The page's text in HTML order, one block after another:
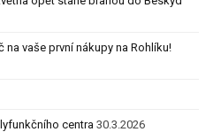
na vaše první nákupy na Rohlíku!
centra 30.3.2026